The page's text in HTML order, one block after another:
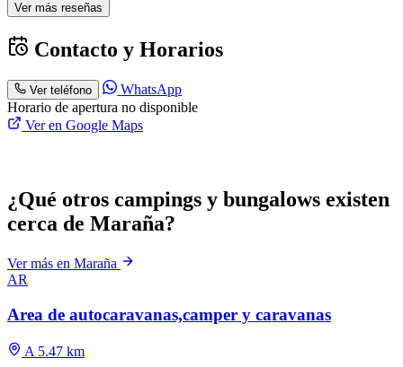
Ver más reseñas
Contacto y Horarios
Ver teléfono
WhatsApp
Horario de apertura no disponible
Ver en Google Maps
¿Qué otros campings y bungalows existen
cerca de Maraña?
Ver más en Maraña
AR
Area de autocaravanas,camper y caravanas
A 5.47 km